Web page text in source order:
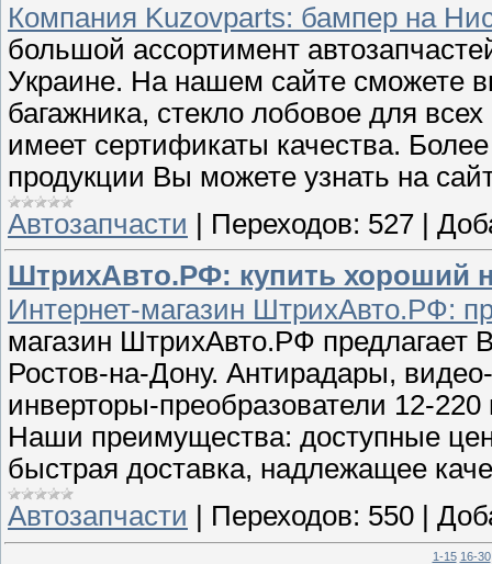
Компания Kuzovparts: бампер на
большой ассортимент
Украине. На нашем сайте сможете
багажника, стекло лобовое для
имеет сертификаты качества.
продукции Вы можете узнать на
Автозапчасти | Переходов: 527 |
ШтрихАвто.РФ: купить хороший
Интернет-магазин ШтрихАвто.РФ:
магазин ШтрихАвто.РФ предлагает
Ростов-на-Дону. Антирадары,
инверторы-преобразователи 12-220
Наши преимущества: доступные
быстрая доставка, надлежащее
Автозапчасти
Переходов: 550
1-15 16-30